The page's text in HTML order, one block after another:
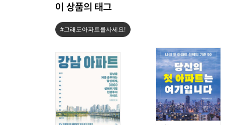
이 상품의 태그
#그래도아파트를사세요!